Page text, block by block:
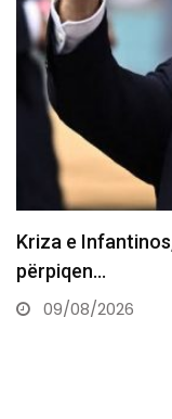
“Pse ende
propozohet ylli…
09/08/2026